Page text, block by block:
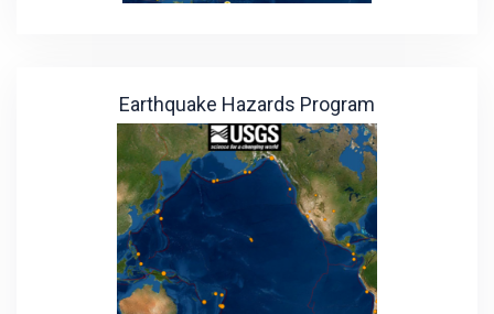
Earthquake Hazards Program